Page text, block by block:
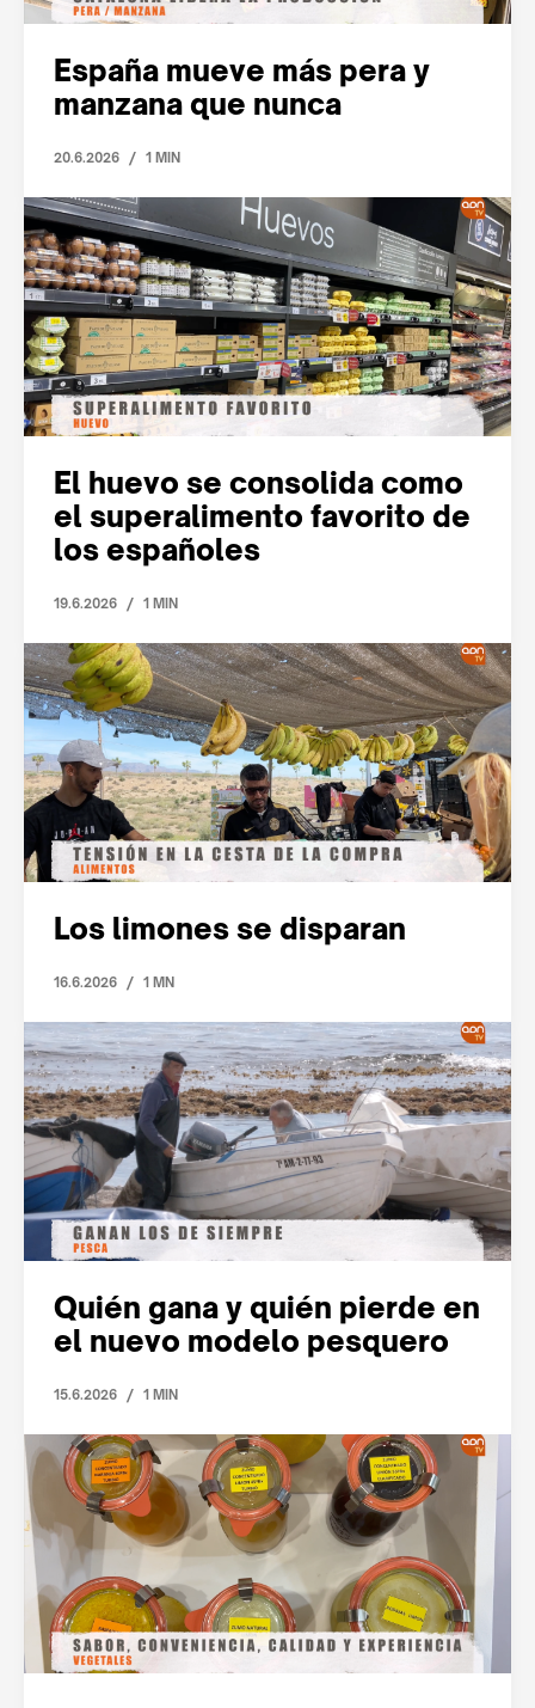
España mueve más pera y
manzana que nunca
20.6.2026 / 1 MIN
El huevo se consolida como
el superalimento favorito de
los españoles
19.6.2026 / 1 MIN
Los limones se disparan
16.6.2026 / 1 MN
Quién gana y quién pierde en
el nuevo modelo pesquero
15.6.2026 / 1 MIN